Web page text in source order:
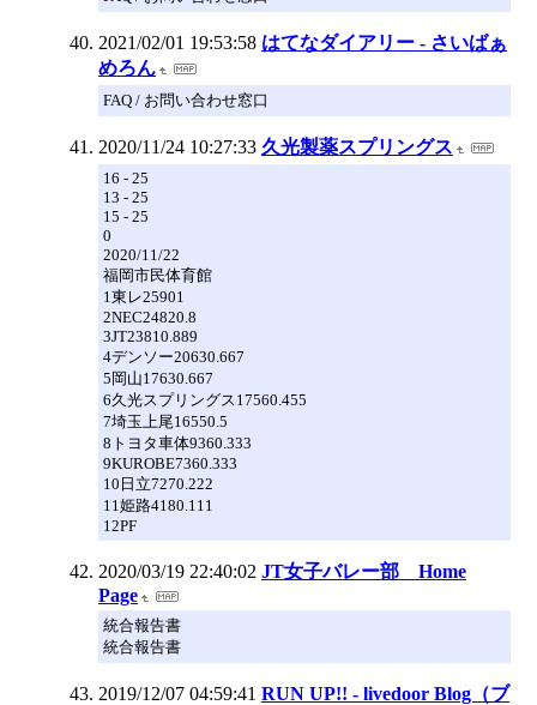
2021/02/01 19:53:58 はてなダイアリー - さいばぁ
めろん
FAQ / お問い合わせ窓口
2020/11/24 10:27:33 久光製薬スプリングス
16 - 25
13 - 25
15 - 25
0
2020/11/22
福岡市民体育館
1東レ25901
2NEC24820.8
3JT23810.889
4デンソー20630.667
5岡山17630.667
6久光スプリングス17560.455
7埼玉上尾16550.5
8トヨタ車体9360.333
9KUROBE7360.333
10日立7270.222
11姫路4180.111
12PF
2020/03/19 22:40:02 JT女子バレー部 Home
Page
統合報告書
統合報告書
2019/12/07 04:59:41 RUN UP!! - livedoor Blog（ブ